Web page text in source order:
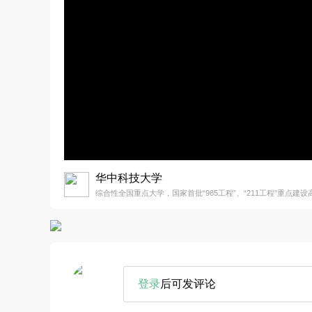
华中科技大学
综合性全国重点大学，国家首批“985工程”、“211工程”重点建设
登录后可发评论